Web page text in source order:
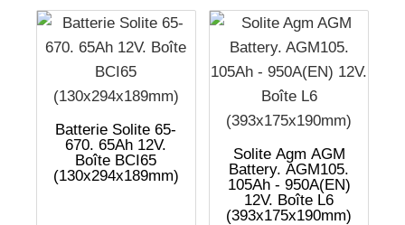
Batterie Solite 65-
670. 65Ah 12V.
Boîte BCI65
(130x294x189mm)
Solite Agm AGM
Battery. AGM105.
105Ah - 950A(EN)
12V. Boîte L6
(393x175x190mm)